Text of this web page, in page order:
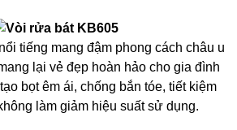
tiếng mang đậm phong cách châu u
lại vẻ đẹp hoàn hảo cho gia đình
bọt êm ái, chống bắn tóe, tiết kiệm
làm giảm hiệu suất sử dụng.